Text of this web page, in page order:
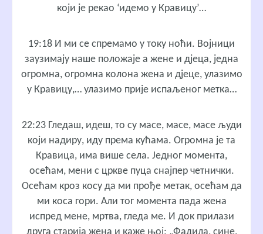
који је рекао ‘идемо у Кравицу’…
19:18 И ми се спремамо у току ноћи. Војници
заузимају наше положаје а жене и дјеца, једна
огромна, огромна колона жена и дјеце, улазимо
у Кравицу,… улазимо прије испаљеног метка…
22:23 Гледаш, идеш, то су масе, масе, масе људи
који надиру, иду према кућама. Огромна је та
Кравица, има више села. Једног момента,
осећам, мени с цркве пуца снајпер четнички.
Осећам кроз косу да ми прође метак, осећам да
ми коса гори. Али тог момента пада жена
испред мене, мртва, гледа ме. И док прилази
друга старија жена и каже њој; „Фадила, сине,